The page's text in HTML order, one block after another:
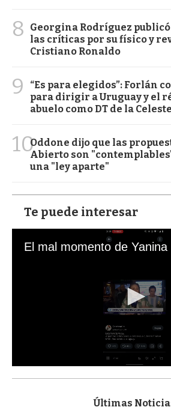
8
Georgina Rodríguez
las críticas por su físico y
Cristiano Ronaldo
9
“Es para elegidos”: Forlán
para dirigir a Uruguay y el
abuelo como DT de la Celeste
10Oddone dijo que las
Abierto son
una "ley aparte"
Te puede interesar
s
Últimas